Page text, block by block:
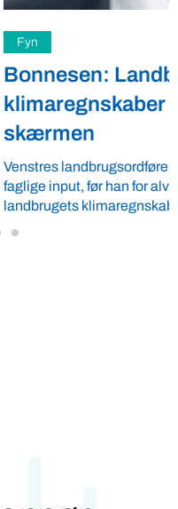
flimrer på
har brug for
stilling til, hvordan
...